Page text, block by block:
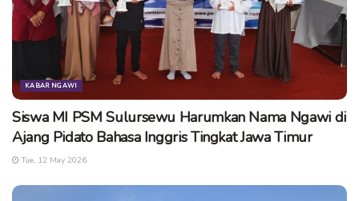
Selain itu Dickimasuk dalam 5 besar kelas Multyrange
Pompa 17, 25, 27, dan 33 meter dalam ajang yang digelar
di lapangan tembak Perbakin Ponorogo April 2017 lalu
yang diikuti oleh 300 peserta dari berbagai kabupaten kota.
DickiPetembak Asal Ngawi dengan Berbagai Prestasi.Dicki
tercatat sebagai satu – satunya petempak asal Ngawi yang
menjuarai kompetisi di Ponorogo tersebut. Menurut
informasi, akhir Juli 2017 nanti ia akan mewakili Kabupaten
KABAR NGAWI
Siswa MI PSM Sulursewu Harumkan Nama Ngawi di
Ajang Pidato Bahasa Inggris Tingkat Jawa Timur
Tue, 12 May 2026